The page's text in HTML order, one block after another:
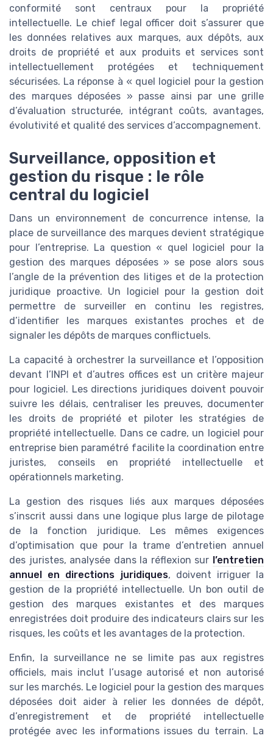
conformité sont centraux pour la propriété
intellectuelle. Le chief legal officer doit s’assurer que
les données relatives aux marques, aux dépôts, aux
droits de propriété et aux produits et services sont
intellectuellement protégées et techniquement
sécurisées. La réponse à « quel logiciel pour la gestion
des marques déposées » passe ainsi par une grille
d’évaluation structurée, intégrant coûts, avantages,
évolutivité et qualité des services d’accompagnement.
Surveillance, opposition et
gestion du risque : le rôle
central du logiciel
Dans un environnement de concurrence intense, la
place de surveillance des marques devient stratégique
pour l’entreprise. La question « quel logiciel pour la
gestion des marques déposées » se pose alors sous
l’angle de la prévention des litiges et de la protection
juridique proactive. Un logiciel pour la gestion doit
permettre de surveiller en continu les registres,
d’identifier les marques existantes proches et de
signaler les dépôts de marques conflictuels.
La capacité à orchestrer la surveillance et l’opposition
devant l’INPI et d’autres offices est un critère majeur
pour logiciel. Les directions juridiques doivent pouvoir
suivre les délais, centraliser les preuves, documenter
les droits de propriété et piloter les stratégies de
propriété intellectuelle. Dans ce cadre, un logiciel pour
entreprise bien paramétré facilite la coordination entre
juristes, conseils en propriété intellectuelle et
opérationnels marketing.
La gestion des risques liés aux marques déposées
s’inscrit aussi dans une logique plus large de pilotage
de la fonction juridique. Les mêmes exigences
d’optimisation que pour la trame d’entretien annuel
des juristes, analysée dans la réflexion sur l’entretien
annuel en directions juridiques, doivent irriguer la
gestion de la propriété intellectuelle. Un bon outil de
gestion des marques existantes et des marques
enregistrées doit produire des indicateurs clairs sur les
risques, les coûts et les avantages de la protection.
Enfin, la surveillance ne se limite pas aux registres
officiels, mais inclut l’usage autorisé et non autorisé
sur les marchés. Le logiciel pour la gestion des marques
déposées doit aider à relier les données de dépôt,
d’enregistrement et de propriété intellectuelle
protégée avec les informations issues du terrain. La